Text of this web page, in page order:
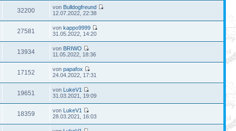
32200 von Bulldogfreund
12.07.2022, 22:38
27581 vonkappo9999
31.05.2022, 14:20
13934 von BRIWO
11.05.2022, 18:36
17152 vonpapafox
24.04.2022, 17:31
19651 von LukeV1
31.03.2021, 19:09
18359 von LukeV1
28.03.2021, 16:03